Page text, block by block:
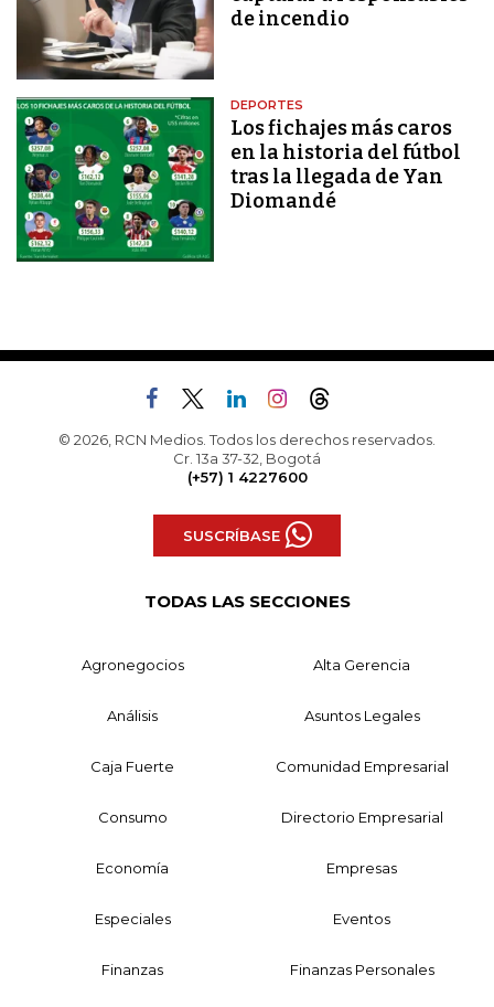
de incendio
DEPORTES
Los fichajes más caros
en la historia del fútbol
tras la llegada de Yan
Diomandé
© 2026, RCN Medios. Todos los derechos reservados.
Cr. 13a 37-32, Bogotá
(+57) 1 4227600
SUSCRÍBASE
TODAS LAS SECCIONES
Agronegocios Alta Gerencia
Análisis Asuntos Legales
Caja Fuerte Comunidad Empresarial
Consumo Directorio Empresarial
Economía Empresas
Especiales Eventos
Finanzas Finanzas Personales